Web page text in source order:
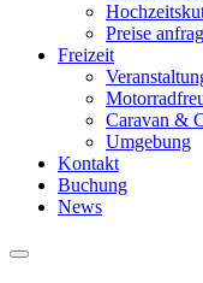
Preise
Freizeit
Caravan &
Umgebung
Kontakt
Buchung
News
Hauptmenü